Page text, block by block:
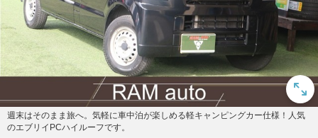
週末はそのまま旅へ。気軽に車中泊が楽しめる軽キャンピングカー仕様！人気
のエブリイPCハイルーフです。